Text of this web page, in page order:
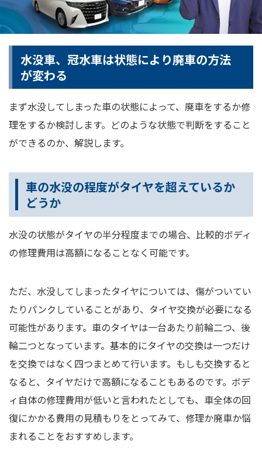
水没車、冠水車は状態により廃車の方法
が変わる
まず水没してしまった車の状態によって、廃車をするか修
理をするか検討します。どのような状態で判断をすること
ができるのか、解説します。
車の水没の程度がタイヤを超えているか
どうか
水没の状態がタイヤの半分程度までの場合、比較的ボディ
の修理費用は高額になることなく可能です。
ただ、水没してしまったタイヤについては、傷がついてい
たりパンクしていることがあり、タイヤ交換が必要になる
可能性があります。車のタイヤは一台あたり前輪二つ、後
輪二つとなっています。基本的にタイヤの交換は一つだけ
を交換ではなく四つまとめて行います。もしも交換すると
なると、タイヤだけで高額になることもあるのです。ボデ
ィ自体の修理費用が低いと言われたとしても、車全体の回
復にかかる費用の見積もりをとってみて、修理か廃車か悩
まれることをおすすめします。